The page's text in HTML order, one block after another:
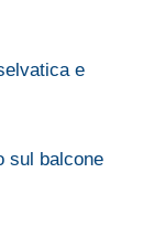
e
sul balcone